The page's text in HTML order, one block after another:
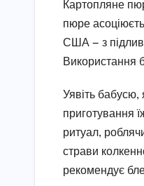
Картопляне
пюре
США — з
Використання
Уявіть
приготування
ритуал,
страви
рекомендує